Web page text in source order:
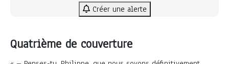
Créer une alerte
Quatrième de couverture